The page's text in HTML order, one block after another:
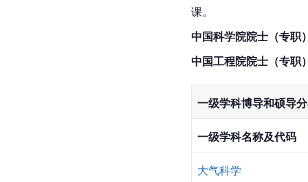
课。
中国科学院院士 （专职
中国工程院院士 （专职
一级学科博导和硕导
一级学科名称及代码
大气科学